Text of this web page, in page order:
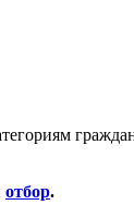
отбор.